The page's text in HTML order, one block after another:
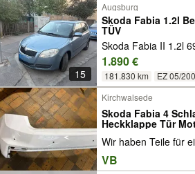
15
Augsburg
Skoda Fabia 1.2l
TÜV
Skoda Fabia II 1.2l
1.890 €
181.830 km
EZ 05/
Kirchwalsede
Skoda Fabia 4
Heckklappe Tür
Wir haben Teile für
VB